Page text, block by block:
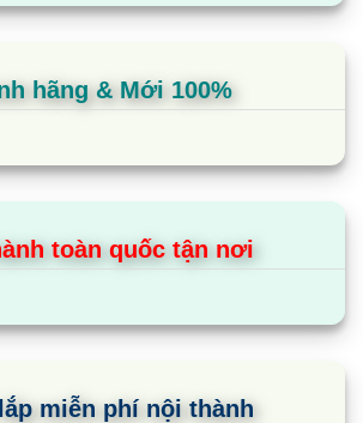
này được trang bị Cơ chế thổi
động để làm mát căn phòng
của bạn sẽ được làm mát nhanh hơn.
cánh đảo gió có thể tự đông đảo gió
gió dễ chịu và vô cùng thoải mái.
Trên / Dưới / Trái / Phải.
hãng & Mới 100%
toàn quốc tận nơi
miễn phí nội thành